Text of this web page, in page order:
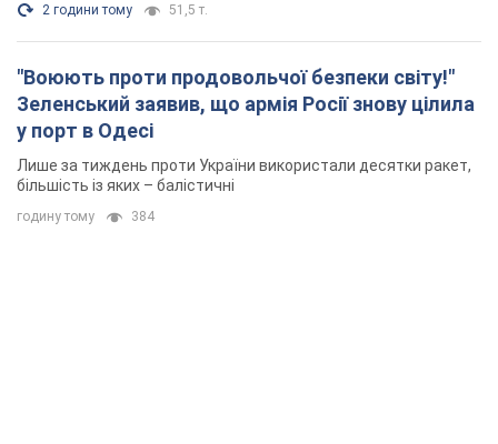
2 години тому 51,5 т.
"Воюють проти продовольчої безпеки світу!"
Зеленський заявив, що армія Росії знову цілила
у порт в Одесі
Лише за тиждень проти України використали десятки ракет,
більшість із яких – балістичні
годину тому 384